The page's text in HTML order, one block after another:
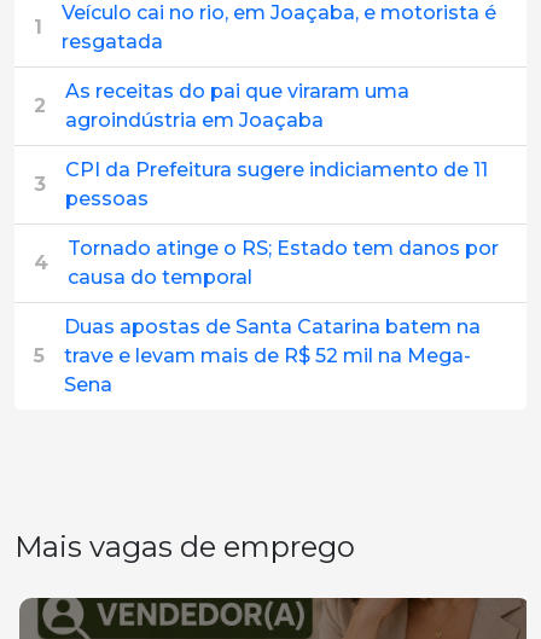
1
Veículo cai no rio, em Joaçaba, e motorista é
resgatada
2
As receitas do pai que viraram uma
agroindústria em Joaçaba
3
CPI da Prefeitura sugere indiciamento de 11
pessoas
4
Tornado atinge o RS; Estado tem danos por
causa do temporal
5
Duas apostas de Santa Catarina batem na
trave e levam mais de R$ 52 mil na Mega-
Sena
Mais vagas de emprego